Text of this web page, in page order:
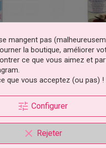
au panier
Bombe Spray
mangent pas
la boutique, améliorer
ce que vous aimez et
que vous acceptez (ou pas) !
tune Configurer
clear Rejeter